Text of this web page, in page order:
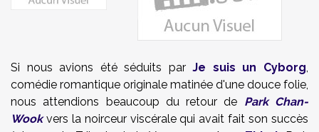
Si nous avions été séduits parJe suis un Cyborg,
comédie romantique originale matinée d'une douce folie,
nous attendions beaucoup du retour de Park Chan-
Wookvers la noirceur viscérale qui avait fait son succès